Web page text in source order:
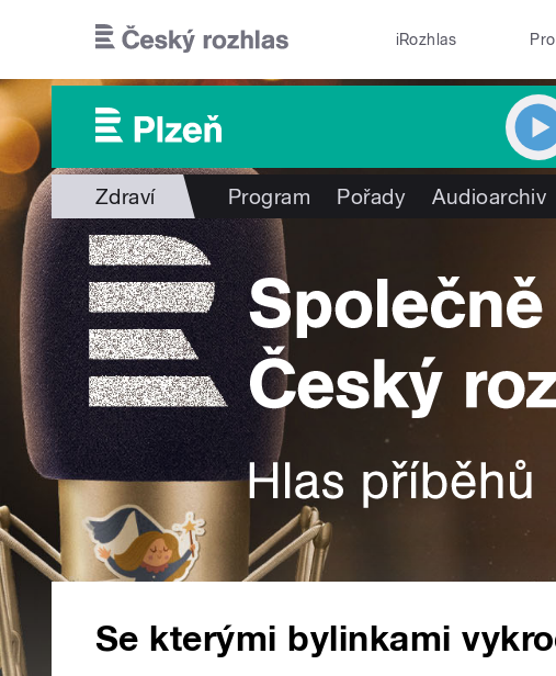
iRozhlas
Zdraví Program Pořady Audioarchiv
Se kterými bylinkami